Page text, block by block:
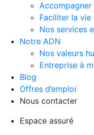
Faciliter la vie
Nos services
Notre ADN
Nos valeurs
Entreprise à
Blog
Offres d’emploi
Nous contacter
Espace assuré